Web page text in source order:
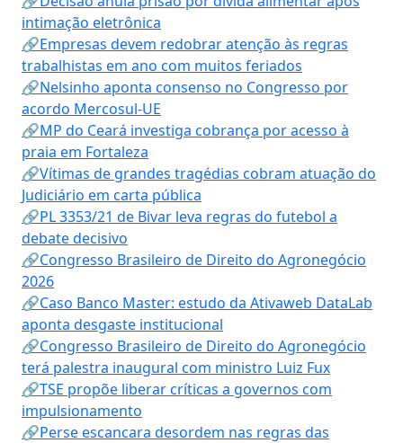
intimação eletrônica
🔗Empresas devem redobrar atenção às regras
trabalhistas em ano com muitos feriados
🔗Nelsinho aponta consenso no Congresso por
acordo Mercosul-UE
🔗MP do Ceará investiga cobrança por acesso à
praia em Fortaleza
🔗Vítimas de grandes tragédias cobram atuação do
Judiciário em carta pública
🔗PL 3353/21 de Bivar leva regras do futebol a
debate decisivo
🔗Congresso Brasileiro de Direito do Agronegócio
2026
🔗Caso Banco Master: estudo da Ativaweb DataLab
aponta desgaste institucional
🔗Congresso Brasileiro de Direito do Agronegócio
terá palestra inaugural com ministro Luiz Fux
🔗TSE propõe liberar críticas a governos com
impulsionamento
🔗Perse escancara desordem nas regras das